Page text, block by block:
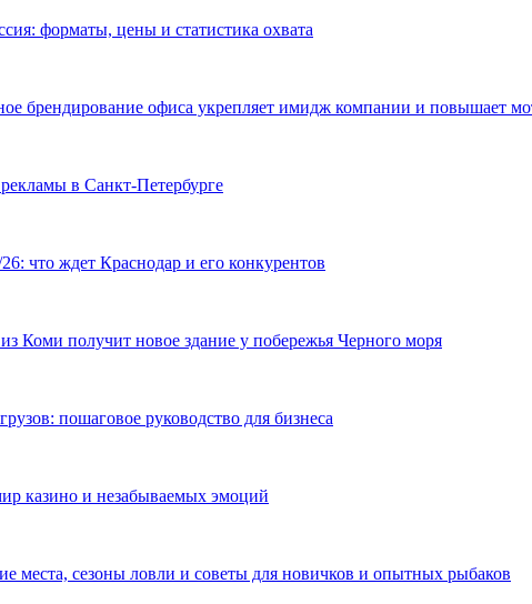
форматы, цены и статистика охвата
брендирование офиса укрепляет имидж компании и повышает
в Санкт-Петербурге
что ждет Краснодар и его конкурентов
Коми получит новое здание у побережья Черного моря
пошаговое руководство для бизнеса
казино и незабываемых эмоций
места, сезоны ловли и советы для новичков и опытных рыбаков